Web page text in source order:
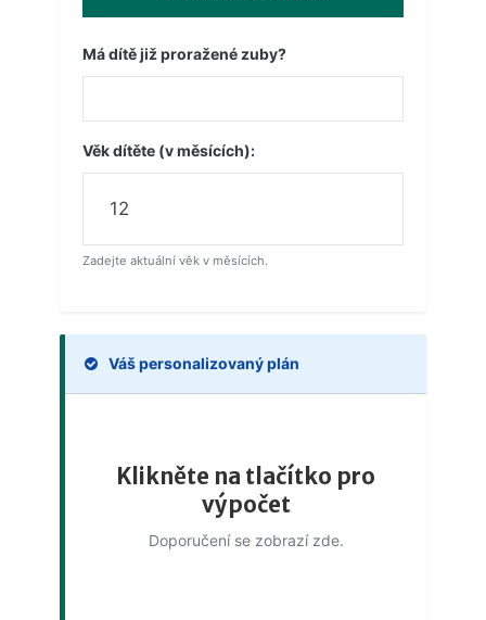
Věk dítěte (v měsících):
Zadejte aktuální věk v měsících.
Má dítě již proražené zuby?
Váš personalizovaný plán
Klikněte na tlačítko pro
výpočet
Doporučení se zobrazí zde.